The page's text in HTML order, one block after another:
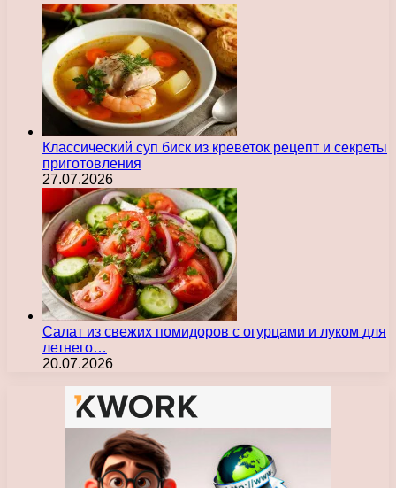
Классический суп биск из креветок рецепт и секреты
приготовления
27.07.2026
Салат из свежих помидоров с огурцами и луком для
летнего…
20.07.2026